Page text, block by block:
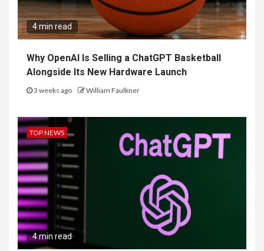
4 min read
Why OpenAI Is Selling a ChatGPT Basketball
Alongside Its New Hardware Launch
3 weeks ago William Faulkner
TOP NEWS
4 min read